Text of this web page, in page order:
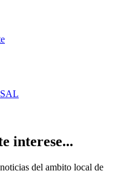
interese...
del ambito local de